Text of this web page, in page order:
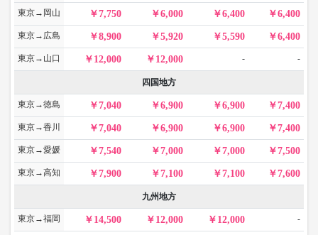
東京→岡山 7,750 6,000 6,400 6,400
東京→広島 8,900 5,920 5,590 6,400
東京→山口 12,000 12,000 - -
四国地方
東京→徳島 7,040 6,900 6,900 7,400
東京→香川 7,040 6,900 6,900 7,400
東京→愛媛 7,540 7,000 7,000 7,500
東京→高知 7,900 7,100 7,100 7,600
九州地方
東京→福岡 14,500 12,000 12,000 -